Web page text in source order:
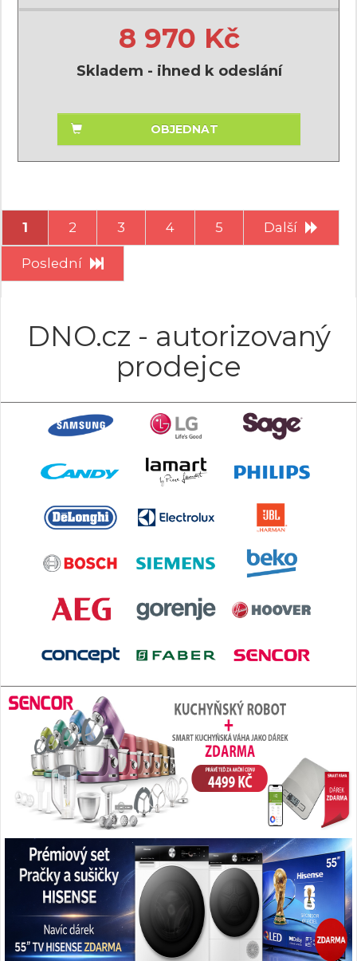
8 970 Kč
Skladem - ihned k odeslání
OBJEDNAT
1 2 3 4 5 Další
Poslední
DNO.cz - autorizovaný
prodejce